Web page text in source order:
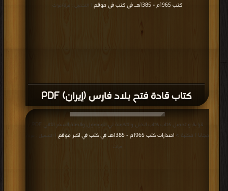
كتاب قادة فتح بلاد فارس (إيران) PDF
كتب 1965م - 1385هـ في كتب في موقع
| التحميل : مرة/مرات
قراءة و تحميل كتاب كتاب الذيل والتكملة لي الموصول والصلة السفر الثاني PDF
مجانا | مكتبة >اصدارات كتب 1965م - 1385هـ في كتب في اكبر موقع
| التحميل : مرة/
مرات